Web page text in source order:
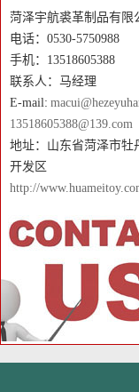
菏泽宇航裘革制品有限
电话：0530-5750988
手机：13518605388
联系人：马经理
E-mail:
13518605388@139.com
地址：山东省菏泽市牡
开发区
http://